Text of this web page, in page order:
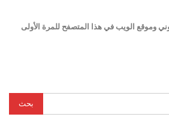
وموقع الويب في هذا المتصفح للمرة الأولى